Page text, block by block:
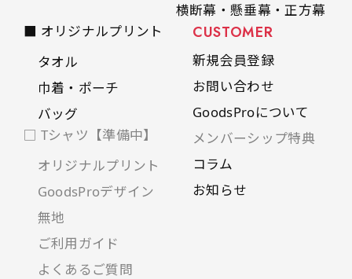
横断幕・懸垂幕・正方幕
■ オリジナルプリント
タオル
巾着・ポーチ
バッグ
□ Tシャツ【準備中】
オリジナルプリント
GoodsProデザイン
無地
ご利用ガイド
よくあるご質問
CUSTOMER
新規会員登録
お問い合わせ
GoodsProについて
メンバーシップ特典
コラム
お知らせ